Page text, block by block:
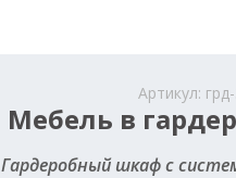
Артикул:
Мебель в
Гардеробный шкаф с